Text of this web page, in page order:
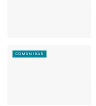
COMUNIDAD